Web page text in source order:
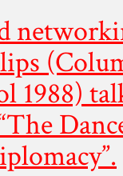
1988)